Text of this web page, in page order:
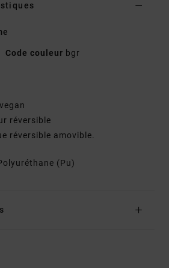
Code couleur bgr
réversible
réversible amovible.
(Pu)